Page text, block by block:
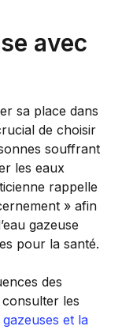
avec
sa place dans
de choisir
souffrant
les eaux
rappelle
» afin
gazeuse
pour la santé.
des
les
et la